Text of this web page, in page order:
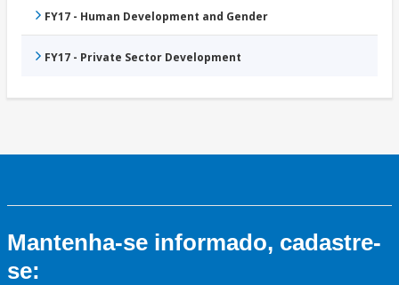
FY17 - Human Development and Gender
FY17 - Private Sector Development
Mantenha-se informado, cadastre-
se: